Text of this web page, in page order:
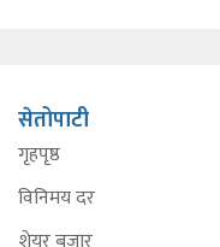
सेतोपाटी
गृहपृष्ठ
विनिमय दर